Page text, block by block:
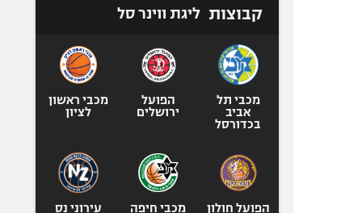
טניס
כדורעף
ג'ודו
ספורט אולימפי
קבוצות ליגת ווינר סל
מכבי תל
אביב
בכדורסל
הפועל
ירושלים
מכבי ראשון
לציון
הפועל חולון
מכבי חיפה
עירוני נס